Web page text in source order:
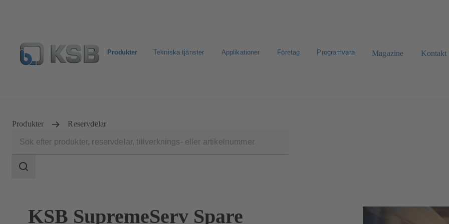
Produkter Tekniska tjänster Applikationer Företag Programvara Magazine Kontakt
Produkter Reservdelar
Sökomfattning
KSB SupremeServ Spare